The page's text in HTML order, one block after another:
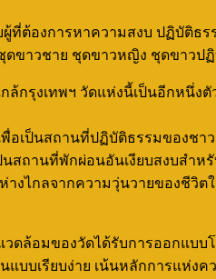
ที่ต้องการหาความสงบ ปฏิบัติธ
ดขาวชาย ชุดขาวหญิง ชุดขาวป
กรุงเทพฯ วัดแห่งนี้เป็นอีกหนึ่งตั
อเป็นสถานที่ปฏิบัติธรรมของชา
สถานที่พักผ่อนอันเงียบสงบสำห
งไกลจากความวุ่นวายของชีวิตใ
ล้อมของวัดได้รับการออกแบบโ
แบบเรียบง่าย เน้นหลักการแห่